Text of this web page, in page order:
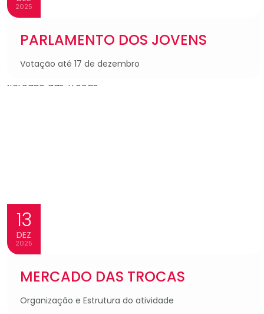
2025
PARLAMENTO DOS JOVENS
Votação até 17 de dezembro
13
DEZ
2025
MERCADO DAS TROCAS
Organização e Estrutura do atividade